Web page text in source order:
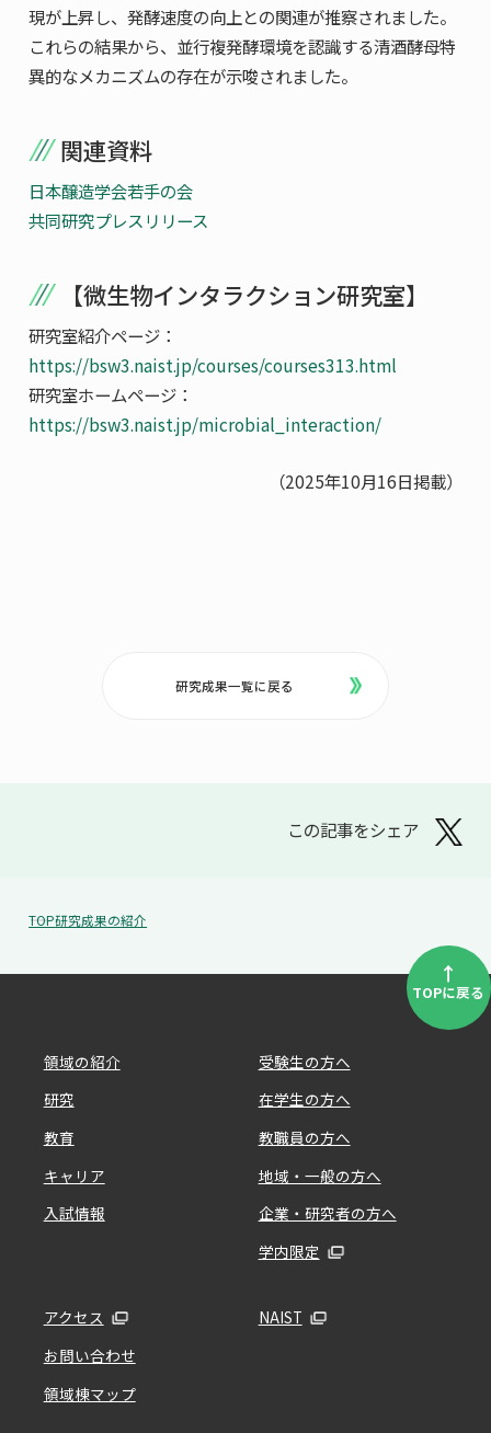
現が上昇し、発酵速度の向上との関連が推察されました。
これらの結果から、並行複発酵環境を認識する清酒酵母特
異的なメカニズムの存在が示唆されました。
関連資料
日本醸造学会若手の会
共同研究プレスリリース
【微生物インタラクション研究室】
研究室紹介ページ：
https://bsw3.naist.jp/courses/courses313.html
研究室ホームページ：
https://bsw3.naist.jp/microbial_interaction/
（2025年10月16日掲載）
研究成果一覧に戻る
この記事をシェア
TOP研究成果の紹介
↑
TOPに戻る
領域の紹介
研究
教育
キャリア
入試情報
受験生の方へ
在学生の方へ
教職員の方へ
地域・一般の方へ
企業・研究者の方へ
学内限定
アクセス
お問い合わせ
領域棟マップ
NAIST